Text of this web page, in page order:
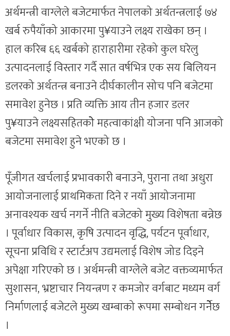
अर्थमन्त्री वाग्लेले बजेटमार्फत नेपालको अर्थतन्त्रलाई ७४
खर्ब रुपैयाँको आकारमा पु¥याउने लक्ष्य राखेका छन् ।
हाल करिब ६६ खर्बको हाराहारीमा रहेको कुल घरेलु
उत्पादनलाई विस्तार गर्दै सात वर्षभित्र एक सय बिलियन
डलरको अर्थतन्त्र बनाउने दीर्घकालीन सोच पनि बजेटमा
समावेश हुनेछ । प्रति व्यक्ति आय तीन हजार डलर
पु¥याउने लक्ष्यसहितकोे महत्वाकांक्षी योजना पनि आजको
बजेटमा समावेश हुने भएको छ ।
पूँजीगत खर्चलाई प्रभावकारी बनाउने, पुराना तथा अधुरा
आयोजनालाई प्राथमिकता दिने र नयाँ आयोजनामा
अनावश्यक खर्च नगर्ने नीति बजेटको मुख्य विशेषता बन्नेछ
। पूर्वाधार विकास, कृषि उत्पादन वृद्धि, पर्यटन पूर्वाधार,
सूचना प्रविधि र स्टार्टअप उद्यमलाई विशेष जोड दिइने
अपेक्षा गरिएको छ । अर्थमन्त्री वाग्लेले बजेट वक्तव्यमार्फत
सुशासन, भ्रष्टाचार नियन्त्रण र कमजोर वर्गबाट मध्यम वर्ग
निर्माणलाई बजेटले मुख्य खम्बाको रूपमा सम्बोधन गर्नेेछ
।